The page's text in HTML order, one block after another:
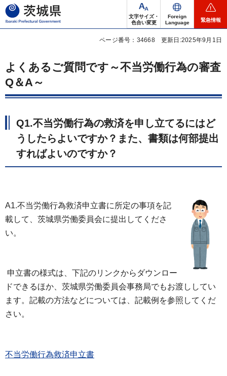
茨城県
文字サイズ・
色合い変更
Foreign
Language
緊急情報
ページ番号：34668 更新日:2025年9月1日
よくあるご質問です～不当労働行為の審査
Q＆A～
Q1.不当労働行為の救済を申し立てるにはど
うしたらよいですか？また、書類は何部提出
すればよいのですか？
A1.不当労働行為救済申立書に所定の事項を記
載して、茨城県労働委員会に提出してくださ
い。
申立書の様式は、下記のリンクからダウンロー
ドできるほか、茨城県労働委員会事務局でもお渡ししてい
ます。記載の方法などについては、記載例を参照してくだ
さい。
不当労働行為救済申立書